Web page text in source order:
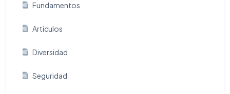
Fundamentos
Artículos
Diversidad
Seguridad